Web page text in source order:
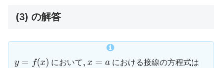
(3) の解答
y = f(x)
x) において,, x = a
x=a における接線の方程式は